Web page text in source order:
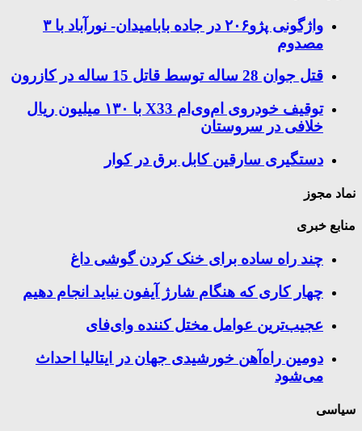
واژگونی پژو۲۰۶ در جاده بابامیدان- نورآباد با ۳
مصدوم
قتل جوان 28 ساله توسط قاتل 15 ساله در کازرون
توقیف خودروی ام‌وی‌ام X33 با ۱۳۰ میلیون ریال
خلافی در سروستان
دستگیری سارقین کابل برق در کوار
نماد مجوز
منابع خبری
چند راه‌ ساده برای خنک کردن گوشی داغ
چهار کاری که هنگام شارژ آیفون نباید انجام دهیم
عجیب‌ترین عوامل مختل کننده وای‌فای
دومین راه‌آهن خورشیدی جهان در ایتالیا احداث
می‌شود
سیاسی